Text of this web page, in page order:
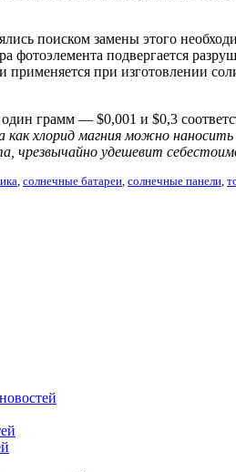
поиском замены этого
подвергается
при изготовлении
грамм — $0,001 и $0,3
как хлорид магния можно
чрезвычайно удешевит
, солнечные батареи, солнечные панели,